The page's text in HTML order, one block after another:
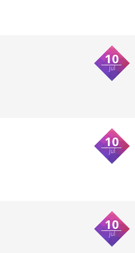
10
jul
10
jul
10
jul